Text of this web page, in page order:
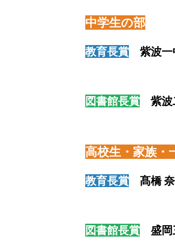
中学生の部
教育長賞 紫波一
図書館長賞 紫波
高校生・家族・
教育長賞 髙橋
図書館長賞 盛岡